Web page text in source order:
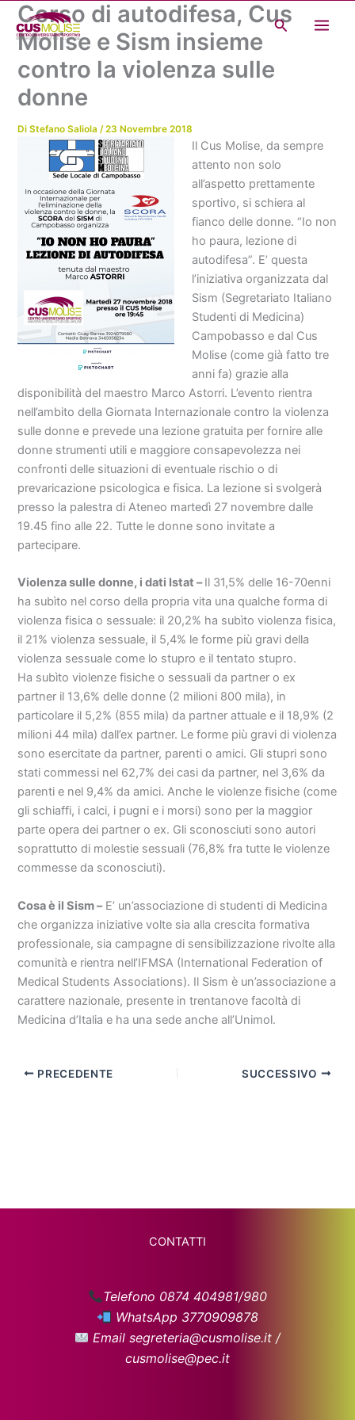
contenuto
Cerca
Corso di autodifesa, Cus
Molise e Sism insieme
contro la violenza sulle
donne
DiStefano Saliola/23 Novembre 2018
Il Cus Molise, da sempre
attento non solo
all’aspetto prettamente
sportivo, si schiera al
fianco delle donne. “Io non
ho paura, lezione di
autodifesa”. E’ questa
l’iniziativa organizzata dal
Sism (Segretariato Italiano
Studenti di Medicina)
Campobasso e dal Cus
Molise (come già fatto tre
anni fa) grazie alla
disponibilità del maestro Marco Astorri. L’evento rientra
nell’ambito della Giornata Internazionale contro la violenza
sulle donne e prevede una lezione gratuita per fornire alle
donne strumenti utili e maggiore consapevolezza nei
confronti delle situazioni di eventuale rischio o di
prevaricazione psicologica e fisica. La lezione si svolgerà
presso la palestra di Ateneo martedì 27 novembre dalle
19.45 fino alle 22. Tutte le donne sono invitate a
partecipare.
Violenza sulle donne, i dati Istat –Il 31,5% delle 16-70enni
ha subìto nel corso della propria vita una qualche forma di
violenza fisica o sessuale: il 20,2% ha subìto violenza fisica,
il 21% violenza sessuale, il 5,4% le forme più gravi della
violenza sessuale come lo stupro e il tentato stupro.
Ha subìto violenze fisiche o sessuali da partner o ex
partner il 13,6% delle donne (2 milioni 800 mila), in
particolare il 5,2% (855 mila) da partner attuale e il 18,9% (2
milioni 44 mila) dall’ex partner. Le forme più gravi di violenza
sono esercitate da partner, parenti o amici. Gli stupri sono
stati commessi nel 62,7% dei casi da partner, nel 3,6% da
parenti e nel 9,4% da amici. Anche le violenze fisiche (come
gli schiaffi, i calci, i pugni e i morsi) sono per la maggior
parte opera dei partner o ex. Gli sconosciuti sono autori
soprattutto di molestie sessuali (76,8% fra tutte le violenze
commesse da sconosciuti).
Cosa è il Sism –E’ un’associazione di studenti di Medicina
che organizza iniziative volte sia alla crescita formativa
professionale, sia campagne di sensibilizzazione rivolte alla
comunità e rientra nell’IFMSA (International Federation of
Medical Students Associations). Il Sism è un’associazione a
carattere nazionale, presente in trentanove facoltà di
Medicina d’Italia e ha una sede anche all’Unimol.
PRECEDENTE SUCCESSIVO
CONTATTI
Telefono 0874 404981/980
WhatsApp 3770909878
Email segreteria@cusmolise.it /
cusmolise@pec.it